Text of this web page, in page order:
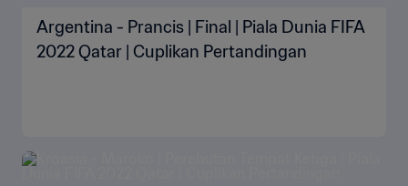
Argentina - Prancis | Final | Piala Dunia FIFA
2022 Qatar | Cuplikan Pertandingan